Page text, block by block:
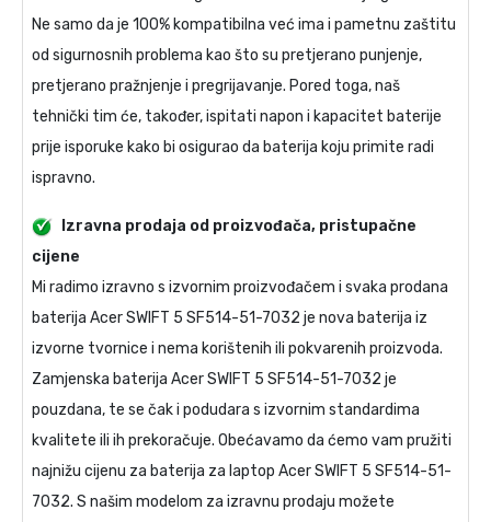
Ne samo da je 100% kompatibilna već ima i pametnu zaštitu
od sigurnosnih problema kao što su pretjerano punjenje,
pretjerano pražnjenje i pregrijavanje. Pored toga, naš
tehnički tim će, također, ispitati napon i kapacitet baterije
prije isporuke kako bi osigurao da baterija koju primite radi
ispravno.
Izravna prodaja od proizvođača, pristupačne
cijene
Mi radimo izravno s izvornim proizvođačem i svaka prodana
baterija Acer SWIFT 5 SF514-51-7032 je nova baterija iz
izvorne tvornice i nema korištenih ili pokvarenih proizvoda.
Zamjenska baterija Acer SWIFT 5 SF514-51-7032 je
pouzdana, te se čak i podudara s izvornim standardima
kvalitete ili ih prekoračuje. Obećavamo da ćemo vam pružiti
najnižu cijenu za baterija za laptop Acer SWIFT 5 SF514-51-
7032. S našim modelom za izravnu prodaju možete